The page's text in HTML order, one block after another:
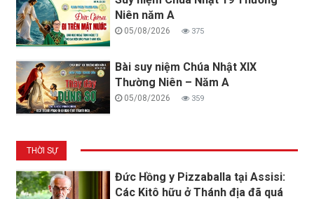
Niên năm A
05/08/2026 375
Bài suy niệm Chúa Nhật XIX
Thường Niên – Năm A
05/08/2026 359
THỜI SỰ
Đức Hồng y Pizzaballa tại Assisi:
Các Kitô hữu ở Thánh địa đã quá